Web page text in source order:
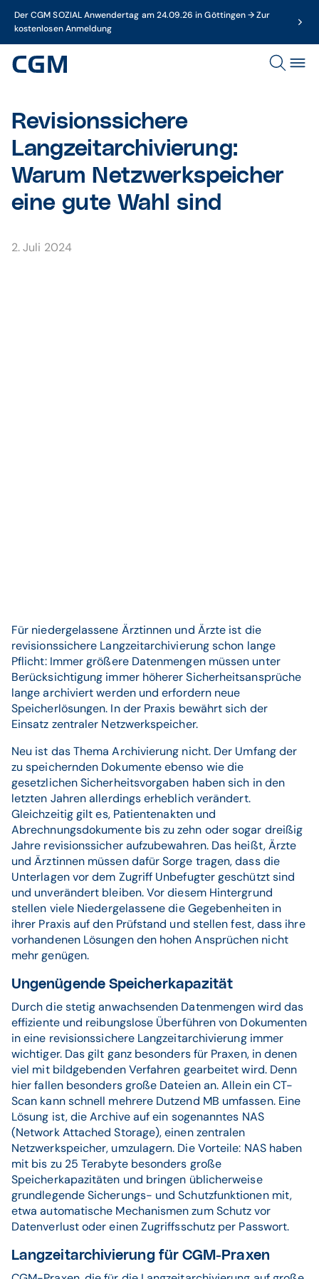
Der CGM SOZIAL Anwendertag am 24.09.26 in Göttingen → Zur
kostenlosen Anmeldung
Revisionssichere
Langzeitarchivierung:
Warum Netzwerkspeicher
eine gute Wahl sind
2. Juli 2024
Für niedergelassene Ärztinnen und Ärzte ist die
revisionssichere Langzeitarchivierung schon lange
Pflicht: Immer größere Datenmengen müssen unter
Berücksichtigung immer höherer Sicherheitsansprüche
lange archiviert werden und erfordern neue
Speicherlösungen. In der Praxis bewährt sich der
Einsatz zentraler Netzwerkspeicher.
Neu ist das Thema Archivierung nicht. Der Umfang der
zu speichernden Dokumente ebenso wie die
gesetzlichen Sicherheitsvorgaben haben sich in den
letzten Jahren allerdings erheblich verändert.
Gleichzeitig gilt es, Patientenakten und
Abrechnungsdokumente bis zu zehn oder sogar dreißig
Jahre revisionssicher aufzubewahren. Das heißt, Ärzte
und Ärztinnen müssen dafür Sorge tragen, dass die
Unterlagen vor dem Zugriff Unbefugter geschützt sind
und unverändert bleiben. Vor diesem Hintergrund
stellen viele Niedergelassene die Gegebenheiten in
ihrer Praxis auf den Prüfstand und stellen fest, dass ihre
vorhandenen Lösungen den hohen Ansprüchen nicht
mehr genügen.
Ungenügende Speicherkapazität
Durch die stetig anwachsenden Datenmengen wird das
effiziente und reibungslose Überführen von Dokumenten
in eine revisionssichere Langzeitarchivierung immer
wichtiger. Das gilt ganz besonders für Praxen, in denen
viel mit bildgebenden Verfahren gearbeitet wird. Denn
hier fallen besonders große Dateien an. Allein ein CT-
Scan kann schnell mehrere Dutzend MB umfassen. Eine
Lösung ist, die Archive auf ein sogenanntes NAS
(Network Attached Storage), einen zentralen
Netzwerkspeicher, umzulagern. Die Vorteile: NAS haben
mit bis zu 25 Terabyte besonders große
Speicherkapazitäten und bringen üblicherweise
grundlegende Sicherungs- und Schutzfunktionen mit,
etwa automatische Mechanismen zum Schutz vor
Datenverlust oder einen Zugriffsschutz per Passwort.
Langzeitarchivierung für CGM-Praxen